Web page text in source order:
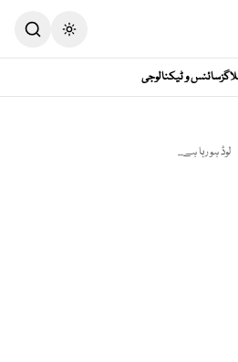
Toggle theme
سائنس و ٹیکنالوجی
لوڈ ہو رہا ہے...